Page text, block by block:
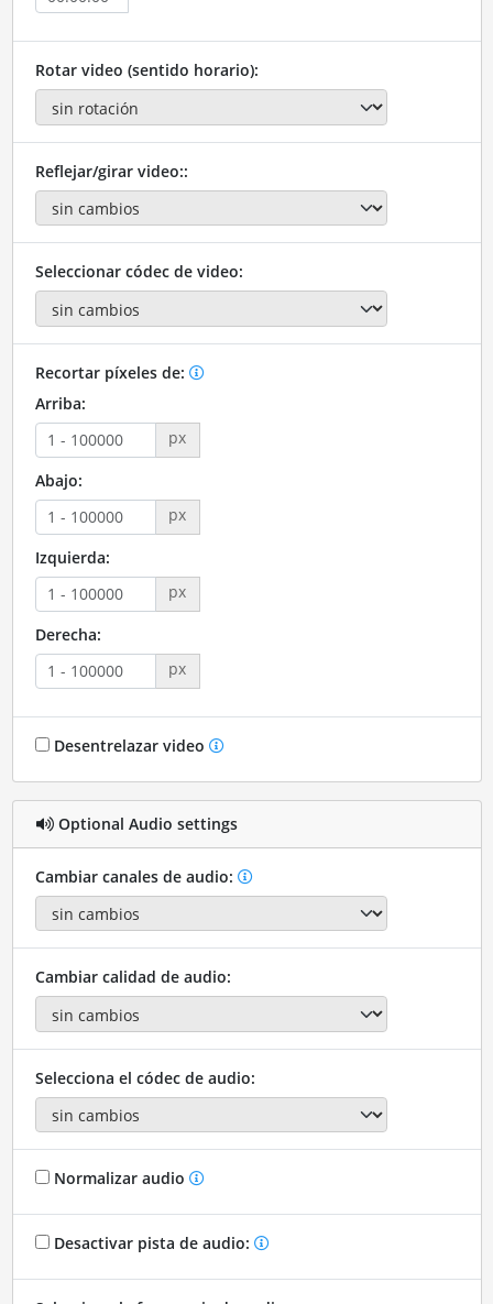
Rotar video (sentido horario):
Reflejar/girar video::
Seleccionar códec de video:
Recortar píxeles de:
Arriba:
px
Abajo:
px
Izquierda:
px
Derecha:
px
Desentrelazar video
Optional Audio settings
Cambiar canales de audio:
Cambiar calidad de audio:
Selecciona el códec de audio:
Normalizar audio
Desactivar pista de audio: